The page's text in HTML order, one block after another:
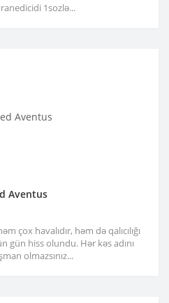
1sozlə...
Aventus
çox havalıdır, həm də qalıcılığı
gün hiss olundu. Hər kəs adını
olmazsınız...